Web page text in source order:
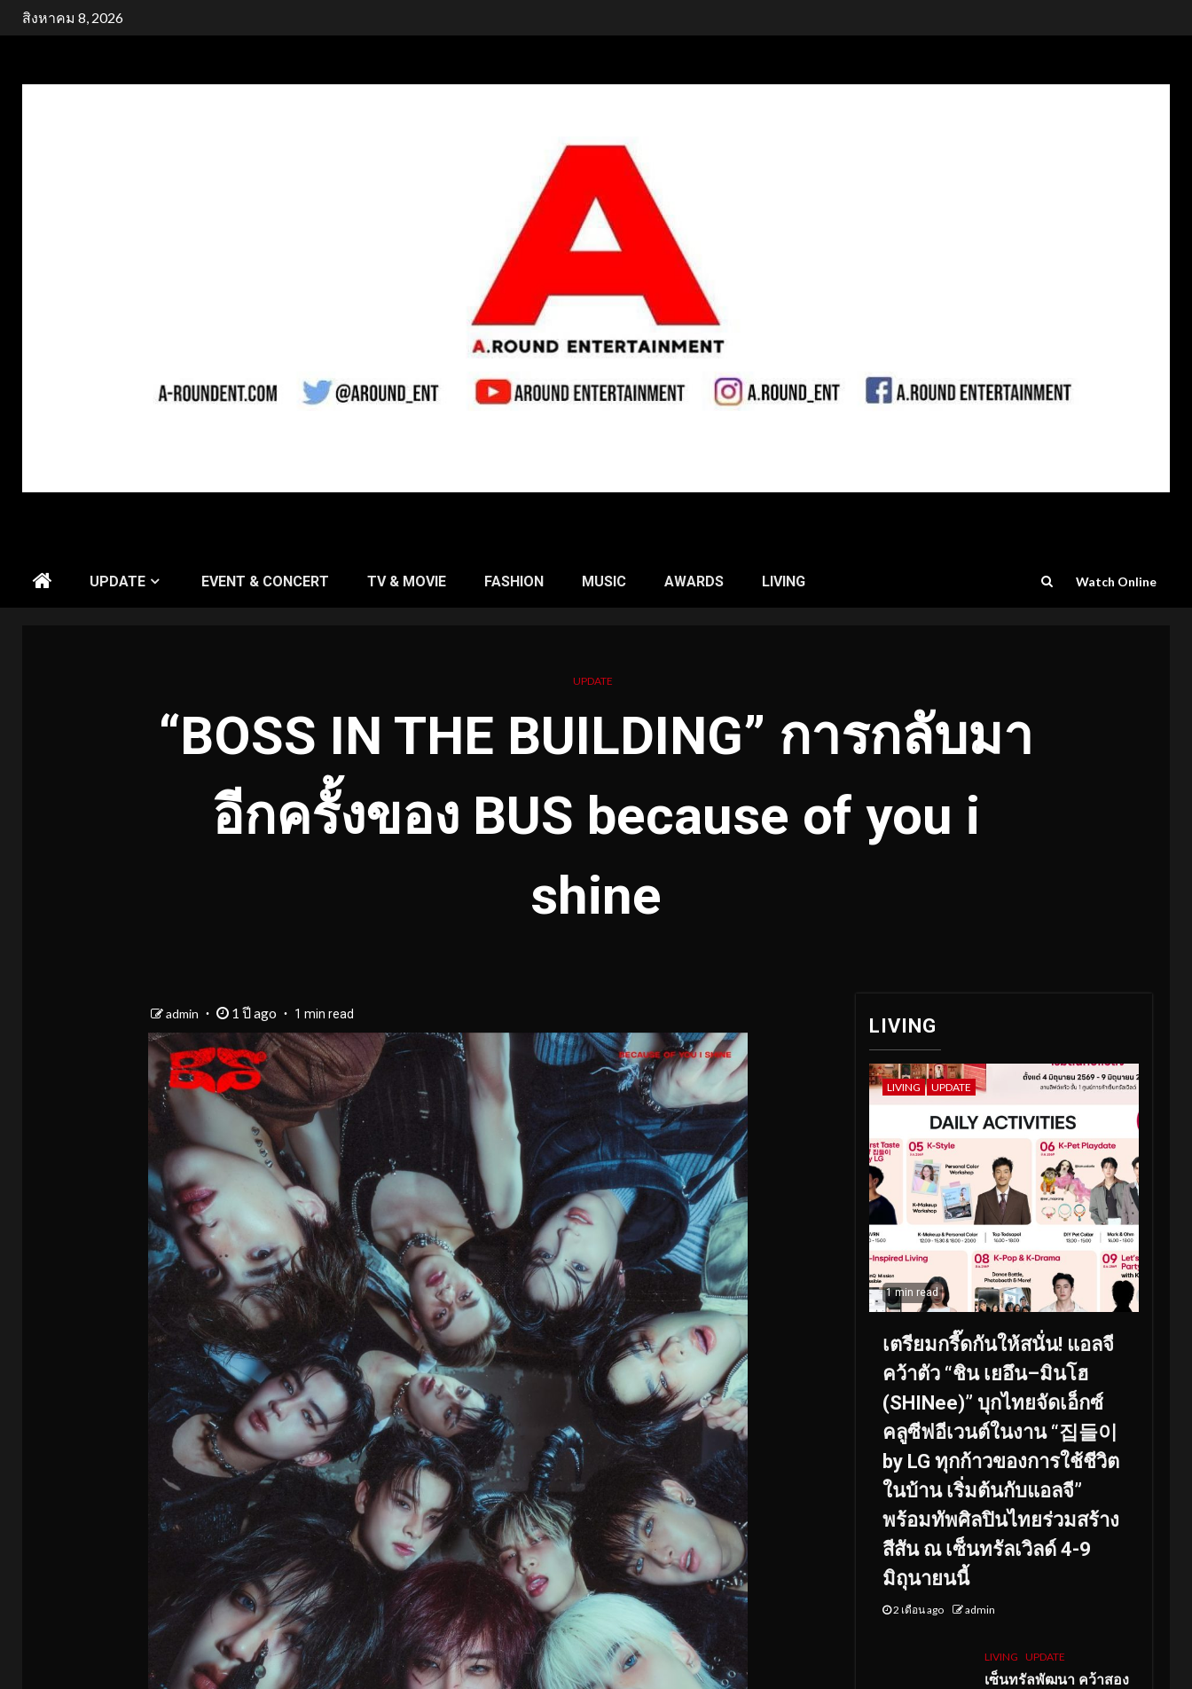
Skipสิงหาคม 8, 2026
UPDATE EVENT & CONCERT TV & MOVIE FASHION MUSIC AWARDS LIVING Watch Online
UPDATE
“BOSS IN THE BUILDING” การกลับมา
อีกครั้งของ BUS because of you i
shine
admin 1 ปี ago 1 min read
LIVING
LIVING UPDATE
1 min read
เตรียมกรี๊ดกันให้สนั่น! แอลจี
คว้าตัว “ชิน เยอึน–มินโฮ
(SHINee)” บุกไทยจัดเอ็กซ์
คลูซีฟอีเวนต์ในงาน “집들이
by LG ทุกก้าวของการใช้ชีวิต
ในบ้าน เริ่มต้นกับแอลจี”
พร้อมทัพศิลปินไทยร่วมสร้าง
สีสัน ณ เซ็นทรัลเวิลด์ 4-9
มิถุนายนนี้
2 เดือน ago admin
LIVING UPDATE
เซ็นทรัลพัฒนา คว้าสอง